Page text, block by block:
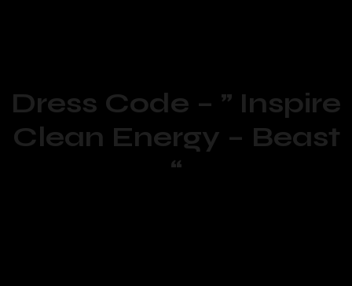
Dress Code – ” Inspire
Clean Energy – Beast
“